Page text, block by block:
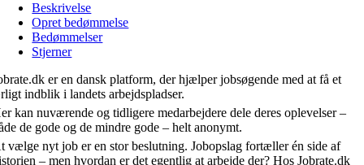
Beskrivelse
Opret bedømmelse
Bedømmelser
Stjerner
er en dansk platform, der hjælper jobsøgende med at få et
indblik i landets arbejdspladser.
kan nuværende og tidligere medarbejdere dele deres oplevelser –
de gode og de mindre gode – helt anonymt.
vælge nyt job er en stor beslutning. Jobopslag fortæller én side af
– men hvordan er det egentlig at arbejde der? Hos Jobrate.dk